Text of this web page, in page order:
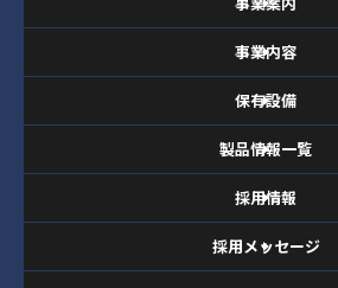
事業内容
保有設備
製品情報一覧
採用情報
採用メッセージ